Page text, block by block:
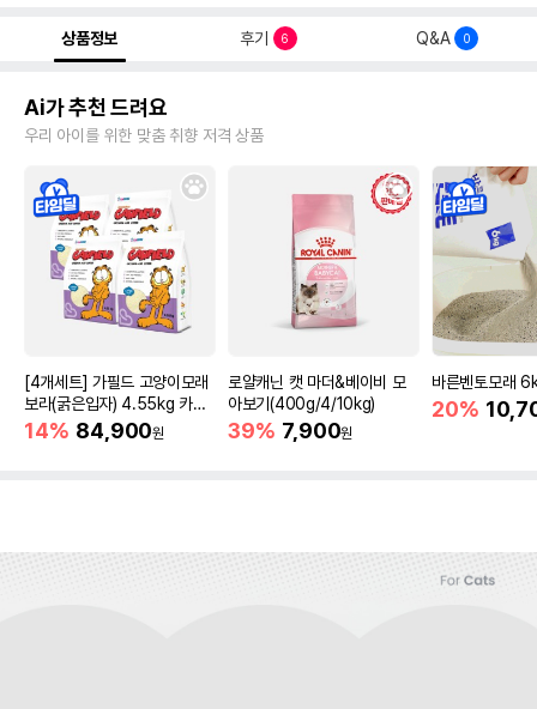
상품정보 후기 6 Q&A 0
Ai가 추천 드려요
우리 아이를 위한 맞춤 취향 저격 상품
[4개세트] 가필드 고양이모래
보라(굵은입자) 4.55kg 카사
바모래
14% 84,900원
로얄캐닌 캣 마더&베이비 모
아보기(400g/4/10kg)
39% 7,900원
바른벤토모래
20%